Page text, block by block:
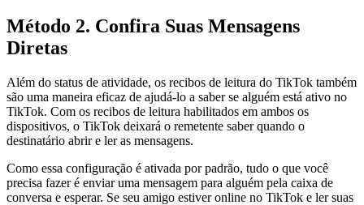
Método 2. Confira Suas Mensagens
Diretas
Além do status de atividade, os recibos de leitura do TikTok também
são uma maneira eficaz de ajudá-lo a saber se alguém está ativo no
TikTok. Com os recibos de leitura habilitados em ambos os
dispositivos, o TikTok deixará o remetente saber quando o
destinatário abrir e ler as mensagens.
Como essa configuração é ativada por padrão, tudo o que você
precisa fazer é enviar uma mensagem para alguém pela caixa de
conversa e esperar. Se seu amigo estiver online no TikTok e ler suas